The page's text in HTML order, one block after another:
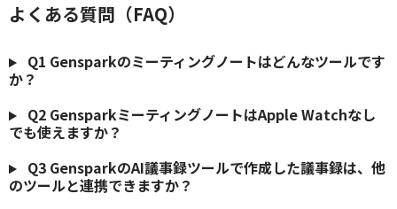
よくある質問（FAQ）
Q1 Gensparkのミーティングノートはどんなツールです
か？
Q2 GensparkミーティングノートはApple Watchなし
でも使えますか？
Q3 GensparkのAI議事録ツールで作成した議事録は、他
のツールと連携できますか？